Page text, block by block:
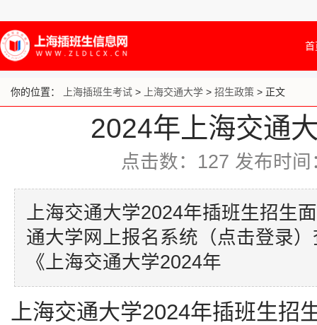
首
你的位置： 上海插班生考试 > 上海交通大学 > 招生政策 > 正文
2024年上海交通
点击数： 127 发布时
上海交通大学2024年插班生招生
通大学网上报名系统（点击登录
《上海交通大学2024年
上海交通大学2024年插班生招